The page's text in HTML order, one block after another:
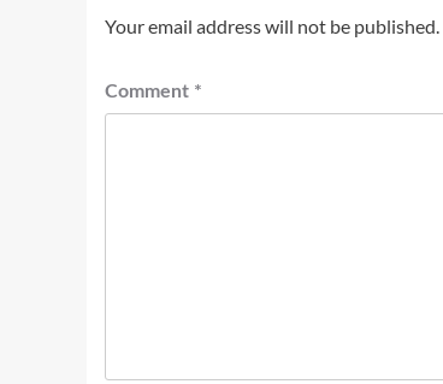
Your email address will not be published.
Comment *